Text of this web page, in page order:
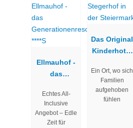
Ellmauhof -
das
nresort ****S
Echtes All-
Inclusive
Angebot – Edle
Zeit für
Das Original
Kinderhotel
der
Ein Ort, wo sich
Familien
aufgehoben
fühlen